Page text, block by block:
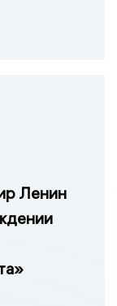
Ленин